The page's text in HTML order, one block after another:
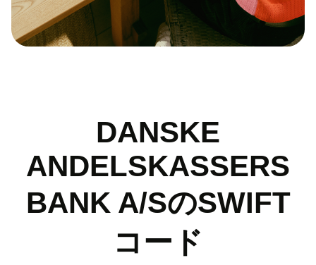
DANSKE
ANDELSKASSERS
BANK A/SのSWIFT
コード